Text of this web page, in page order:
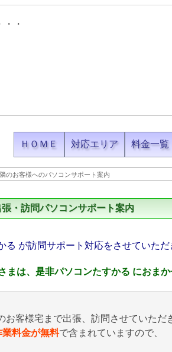
・
ＨＯＭＥ 対応エリア 料金一覧
のお客様へのパソコンサポート案内
・訪問パソコンサポート案内
が訪問サポート対応をさせていただ
は、是非パソコンたすかる におまか
お客様宅まで出張、訪問させていただ
料金が無料で含まれていますので、